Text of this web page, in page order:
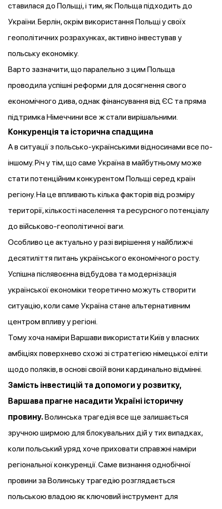
ставилася до Польщі, і тим, як Польща підходить до
України. Берлін, окрім використання Польщі у своїх
геополітичних розрахунках, активно інвестував у
польську економіку.
Варто зазначити, що паралельно з цим Польща
проводила успішні реформи для досягнення свого
економічного дива, однак фінансування від ЄС та пряма
підтримка Німеччини все ж стали вирішальними.
Конкуренція та історична спадщина
А в ситуації з польсько-українськими відносинами все по-
іншому. Річ у тім, що саме Україна в майбутньому може
стати потенційним конкурентом Польщі серед країн
регіону. На це впливають кілька факторів від розміру
території, кількості населення та ресурсного потенціалу
до військово-геополітичної ваги.
Особливо це актуально у разі вирішення у найближчі
десятиліття питань українського економічного росту.
Успішна післявоєнна відбудова та модернізація
української економіки теоретично можуть створити
ситуацію, коли саме Україна стане альтернативним
центром впливу у регіоні.
Тому хоча наміри Варшави використати Київ у власних
амбіціях поверхнево схожі зі стратегією німецької еліти
щодо поляків, в основі своїй вони кардинально відмінні.
Замість інвестицій та допомоги у розвитку,
Варшава прагне насадити Україні історичну
провину.Волинська трагедія все ще залишається
зручною ширмою для блокувальних дій у тих випадках,
коли польський уряд хоче приховати справжні наміри
регіональної конкуренції. Саме визнання однобічної
провини за Волинську трагедію розглядається
польською владою як ключовий інструмент для